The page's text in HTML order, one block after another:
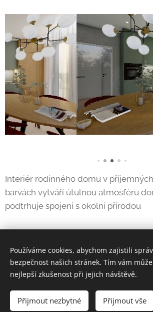
Interiér rodinného domu v
barvách vytváří útulnou atmosféru
podtrhuje spojení s okolní přírodou
Cookies
Používáme cookies, abychom zajistili
bezpečnost našich stránek. Tím vám
nejlepší zkušenost při jejich návštěvě.
Přijmout nezbytné Přijmout vše